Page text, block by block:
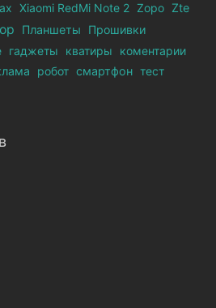
Xiaomi RedMi Note 2 Zopo Zte
Планшеты
Прошивки
гаджеты кватиры
коментарии
робот смартфон тест